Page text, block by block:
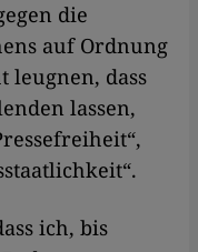
die
auf Ordnung
leugnen, dass
lassen,
ich, bis